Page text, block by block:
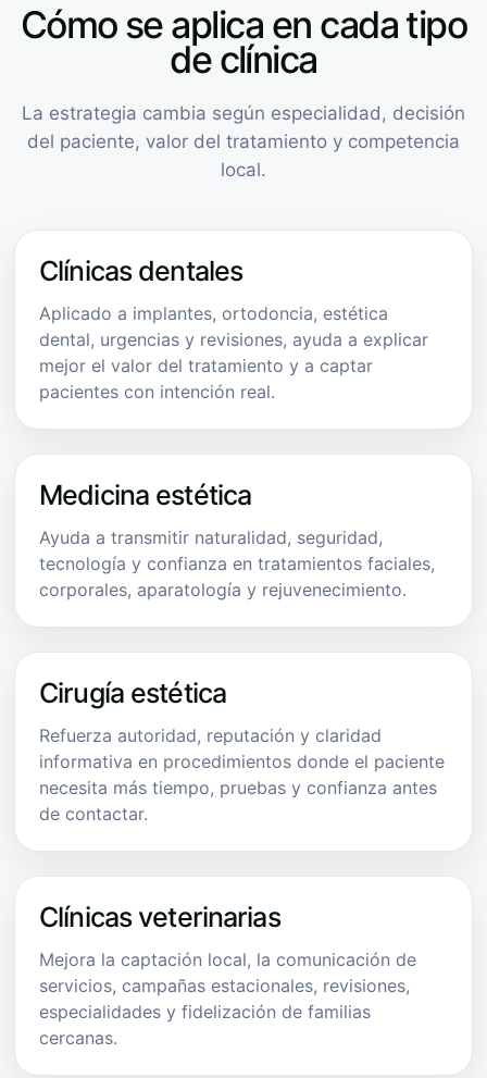
Cómo se aplica en cada tipo
de clínica
La estrategia cambia según especialidad, decisión
del paciente, valor del tratamiento y competencia
local.
Clínicas dentales
Aplicado a implantes, ortodoncia, estética
dental, urgencias y revisiones, ayuda a explicar
mejor el valor del tratamiento y a captar
pacientes con intención real.
Medicina estética
Ayuda a transmitir naturalidad, seguridad,
tecnología y confianza en tratamientos faciales,
corporales, aparatología y rejuvenecimiento.
Cirugía estética
Refuerza autoridad, reputación y claridad
informativa en procedimientos donde el paciente
necesita más tiempo, pruebas y confianza antes
de contactar.
Clínicas veterinarias
Mejora la captación local, la comunicación de
servicios, campañas estacionales, revisiones,
especialidades y fidelización de familias
cercanas.